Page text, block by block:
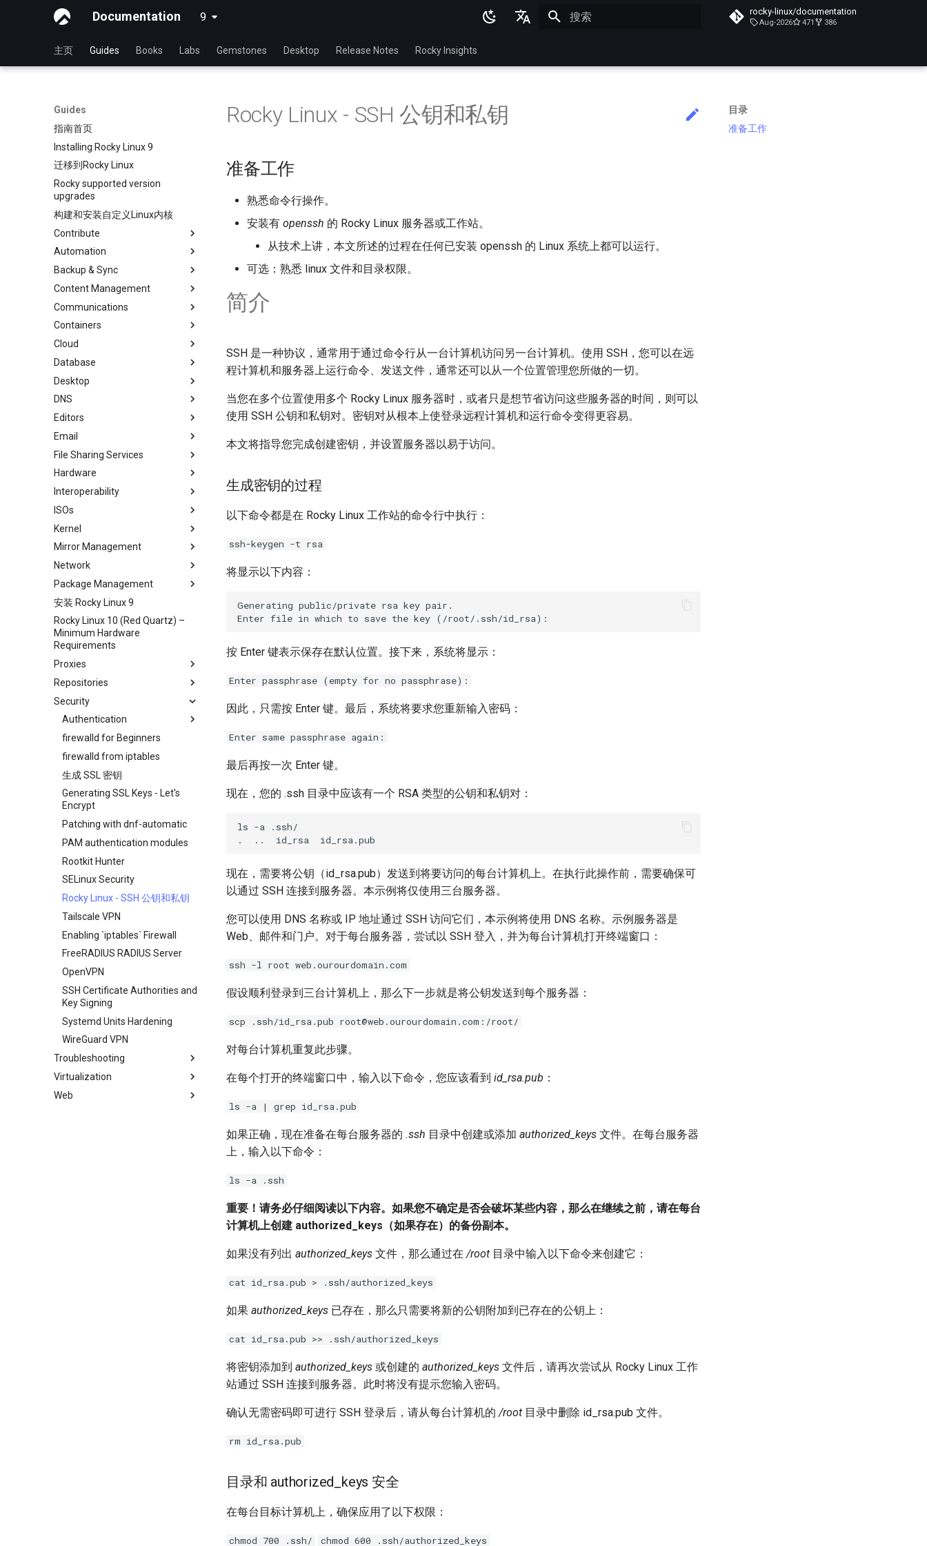
Documentation 9 latest
Français
简体中文
rocky-linux/documentation
Aug-2026 471 386
主页 Guides Books Labs Gemstones Desktop Release Notes Rocky Insights
Guides
指南首页
Installing Rocky Linux 9
迁移到Rocky Linux
Rocky supported version
upgrades
构建和安装自定义Linux内核
Contribute
Index
初学者贡献指南
在 GitHub 上创建新文档
Document Formatting
Local Documentation
Introduction
运行文档的本地副本
LXD Method
Podman Method
Python VENV Method
Quick Method
导航变更
样式指南
Automation
anacron - 自动化命令
cron - 自动化命令
cronie - 定时任务
OliveTin
自动模板创建 - Packer - Ansible
- VMWare vSphere
Backup & Sync
dump and restore command
镜像解决方案 - lsyncd
Backup Solution - rsnapshot
rsync的同步
tar command
Content Management
Chyrp Lite
Cloud Server Using Nextcloud
DokuWiki Server
WordPress on LAMP
Communications
Installing Asterisk
Containers
LXD Server
LXD Beginners Guide-Multiple
Servers
Nextcloud on Podman
Podman
Working with Rancher and
Kubernetes
Cloud
Migration to New Azure
Images
Database
MariaDB Database Server
Desktop
KDE Installation
MATE Desktop
XFCE Desktop
DNS
Knot Authoritative DNS
NSD Authoritative DNS
Bind Private DNS Server
Unbound Recursive DNS
Editors
micro
NvChad
vi
Email
Overview of email system
Basic e-mail system
Postfix Process Reporting
File Sharing Services
Clustering-GlusterFS
Network File System
Samba Windows File Sharing
Secure FTP Server - vsftpd
Secure Server - sftp
Transmission BitTorrent
Seedbox
Hardware
HPE ProLiant Agentless
Management Service
Enabling VLAN Passthrough on
Intel X710-series NICs
Interoperability
Import Rocky Linux to WSL or
WSL2
ISOs
Creating a Custom Rocky Linux
ISO
Kernel
Regenerate `initramfs`
Mirror Management
Adding a Rocky Mirror
Network
accel-ppp PPPoE Server
网络配置
Network & Resource
Monitoring with Glances
Hurricane Electric IPv6 Tunnel
LibreNMS Monitoring Server
OpenBGPD BGP Router
Package Management
Introduction
Dnf Package Manager
Package build troubleshooting
Package Debranding
Package dev start
Package Signing & Testing
安装 Rocky Linux 9
Rocky Linux 10 (Red Quartz) –
Minimum Hardware
Requirements
Proxies
HAProxy-Apache-LXD
i2pd Anonymous Network
Tor Relay
Repositories
Fetch and Distribute RPM
Repository with Pulp
Security
Authentication
Active Directory
Authentication
Active Directory
Authentication with Samba
firewalld for Beginners
firewalld from iptables
生成 SSL 密钥
Generating SSL Keys - Let's
Encrypt
Patching with dnf-automatic
PAM authentication modules
Rootkit Hunter
SELinux Security
Rocky Linux - SSH 公钥和私钥
Tailscale VPN
Enabling `iptables` Firewall
FreeRADIUS RADIUS Server
OpenVPN
SSH Certificate Authorities and
Key Signing
Systemd Units Hardening
WireGuard VPN
Troubleshooting
How to deal with a kernel panic
Virtualization
Cockpit KVM Dashboard
Web
目录
准备工作
Rocky Linux - SSH 公钥和私钥
准备工作
熟悉命令行操作。
安装有 openssh 的 Rocky Linux 服务器或工作站。
从技术上讲，本文所述的过程在任何已安装 openssh 的 Linux 系统上都可以运行。
可选：熟悉 linux 文件和目录权限。
简介
SSH 是一种协议，通常用于通过命令行从一台计算机访问另一台计算机。使用 SSH，您可以在远
程计算机和服务器上运行命令、发送文件，通常还可以从一个位置管理您所做的一切。
当您在多个位置使用多个 Rocky Linux 服务器时，或者只是想节省访问这些服务器的时间，则可以
使用 SSH 公钥和私钥对。密钥对从根本上使登录远程计算机和运行命令变得更容易。
本文将指导您完成创建密钥，并设置服务器以易于访问。
生成密钥的过程
以下命令都是在 Rocky Linux 工作站的命令行中执行：
ssh-keygen -t rsa
将显示以下内容：
Generating public/private rsa key pair.
按 Enter 键表示保存在默认位置。接下来，系统将显示：
Enter passphrase (empty for no passphrase):
因此，只需按 Enter 键。最后，系统将要求您重新输入密码：
Enter same passphrase again:
最后再按一次 Enter 键。
现在，您的 .ssh 目录中应该有一个 RSA 类型的公钥和私钥对：
ls -a .ssh/
现在，需要将公钥（id_rsa.pub）发送到将要访问的每台计算机上。在执行此操作前，需要确保可
以通过 SSH 连接到服务器。本示例将仅使用三台服务器。
您可以使用 DNS 名称或 IP 地址通过 SSH 访问它们，本示例将使用 DNS 名称。示例服务器是
Web、邮件和门户。对于每台服务器，尝试以 SSH 登入，并为每台计算机打开终端窗口：
ssh -l root web.ourourdomain.com
假设顺利登录到三台计算机上，那么下一步就是将公钥发送到每个服务器：
scp .ssh/id_rsa.pub root@web.ourourdomain.com:/root/
对每台计算机重复此步骤。
在每个打开的终端窗口中，输入以下命令，您应该看到 id_rsa.pub ：
ls -a | grep id_rsa.pub
如果正确，现在准备在每台服务器的 .ssh 目录中创建或添加 authorized_keys 文件。在每台服务器
上，输入以下命令：
ls -a .ssh
重要！请务必仔细阅读以下内容。如果您不确定是否会破坏某些内容，那么在继续之前，请在每台
计算机上创建 authorized_keys（如果存在）的备份副本。
如果没有列出 authorized_keys 文件，那么通过在/root 目录中输入以下命令来创建它：
cat id_rsa.pub > .ssh/authorized_keys
如果 authorized_keys 已存在，那么只需要将新的公钥附加到已存在的公钥上：
cat id_rsa.pub >> .ssh/authorized_keys
将密钥添加到 authorized_keys 或创建的 authorized_keys 文件后，请再次尝试从 Rocky Linux 工作
站通过 SSH 连接到服务器。此时将没有提示您输入密码。
确认无需密码即可进行 SSH 登录后，请从每台计算机的/root 目录中删除 id_rsa.pub 文件。
rm id_rsa.pub
目录和 authorized_keys 安全
在每台目标计算机上，确保应用了以下权限：
chmod 700 .ssh/ chmod 600 .ssh/authorized_keys